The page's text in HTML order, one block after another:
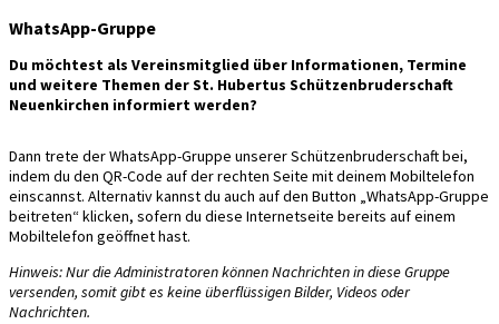
WhatsApp-Gruppe
Du möchtest als Vereinsmitglied über Informationen, Termine
und weitere Themen der St. Hubertus Schützenbruderschaft
Neuenkirchen informiert werden?
Dann trete der WhatsApp-Gruppe unserer Schützenbruderschaft bei,
indem du den QR-Code auf der rechten Seite mit deinem Mobiltelefon
einscannst. Alternativ kannst du auch auf den Button „WhatsApp-Gruppe
beitreten“ klicken, sofern du diese Internetseite bereits auf einem
Mobiltelefon geöffnet hast.
Hinweis: Nur die Administratoren können Nachrichten in diese Gruppe
versenden, somit gibt es keine überflüssigen Bilder, Videos oder
Nachrichten.